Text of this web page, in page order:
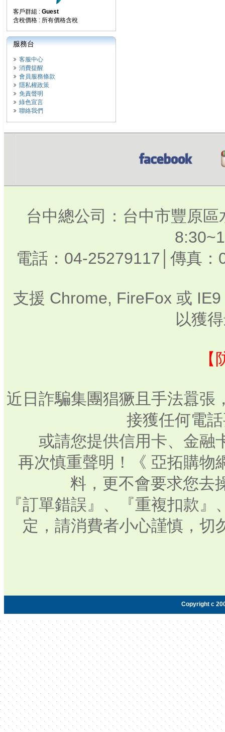
客戶群組 : Guest
含稅價格 : 所有價格含稅
服務台
客服中心
消費提醒
會員服務條款
隱私權政策
免責聲明
綠色宣言
聯絡我們
台中總公司：台中市豐原
電話：04-25279117│傳真
支援 Chrome, FireFox 或
以獲
近日詐騙集團猖獗且手法囂張
接獲任何電
或請您提供信用卡、金融
再次慎重聲明！《 亞拓購物
料，更不會要求您去
『訂單錯誤』、『重複扣款
定，請消費者小心謹慎，切
Copyright c